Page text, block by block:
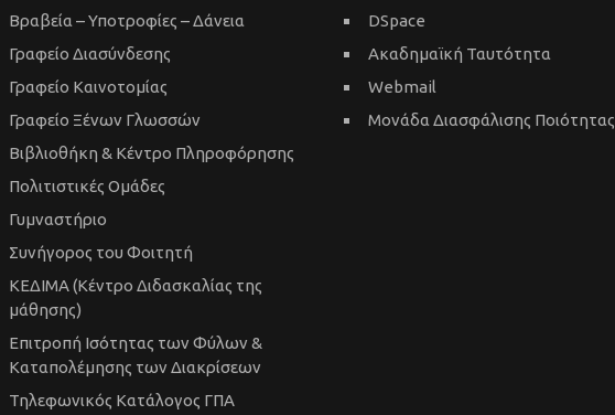
Βραβεία – Υποτροφίες – Δάνεια
Γραφείο Διασύνδεσης
Γραφείο Καινοτομίας
Γραφείο Ξένων Γλωσσών
Βιβλιοθήκη & Κέντρο Πληροφόρησης
Πολιτιστικές Ομάδες
Γυμναστήριο
Συνήγορος του Φοιτητή
ΚΕΔΙΜΑ (Κέντρο Διδασκαλίας της
μάθησης)
Επιτροπή Ισότητας των Φύλων &
Καταπολέμησης των Διακρίσεων
Τηλεφωνικός Κατάλογος ΓΠΑ
DSpace
Ακαδημαϊκή Ταυτότητα
Webmail
Μονάδα Διασφάλισης Ποιότητας